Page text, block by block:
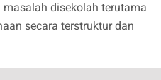
disekolah terutama
secara terstruktur dan